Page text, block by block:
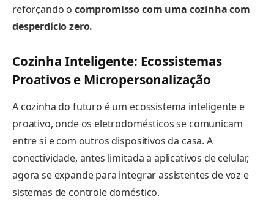
reforçando o compromisso com uma cozinha com
desperdício zero.
Cozinha Inteligente: Ecossistemas
Proativos e Micropersonalização
A cozinha do futuro é um ecossistema inteligente e
proativo, onde os eletrodomésticos se comunicam
entre si e com outros dispositivos da casa. A
conectividade, antes limitada a aplicativos de celular,
agora se expande para integrar assistentes de voz e
sistemas de controle doméstico.